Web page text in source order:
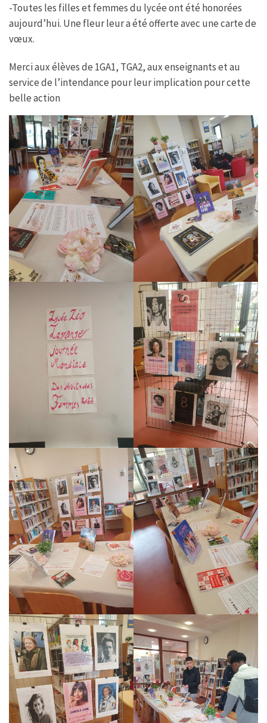
-Toutes les filles et femmes du lycée ont été honorées
aujourd’hui. Une fleur leur a été offerte avec une carte de
vœux.
Merci aux élèves de 1GA1, TGA2, aux enseignants et au
service de l’intendance pour leur implication pour cette
belle action